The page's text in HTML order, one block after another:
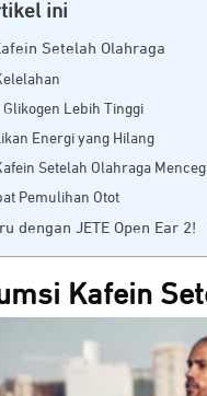
ini
Setelah Olahraga
Lebih Tinggi
Energi yang Hilang
Setelah Olahraga
Pemulihan Otot
dengan JETE Open Ear 2!
Kafein